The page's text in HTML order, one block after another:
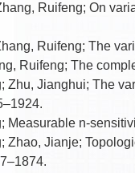
Ruifeng; On
Ruifeng; The
Ruifeng; The
Zhu, Jianghui; The
Measurable n-
Zhao, Jianje;